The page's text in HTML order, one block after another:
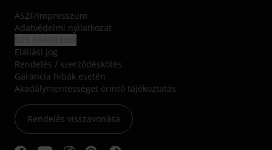
ÁSZF/Impresszum
Adatvédelmi nyilatkozat
Elállási jog
Rendelés / szerződéskötés
Garancia hibák esetén
Akadálymentességet érintő tájékoztatás
Rendelés visszavonása